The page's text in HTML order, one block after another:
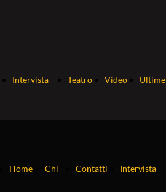
Intervista- Teatro Video Ultime
Home Chi Contatti Intervista-